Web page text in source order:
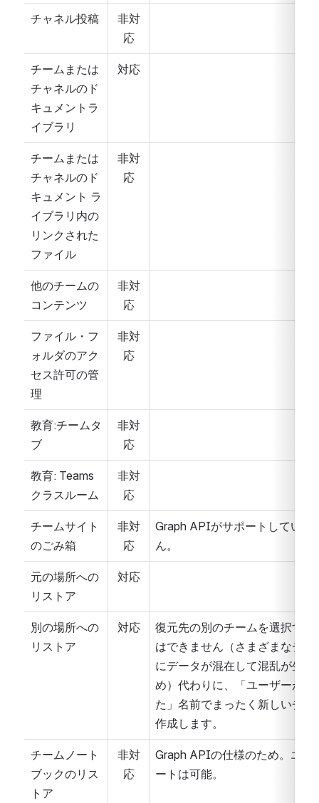
チャネル投稿
非対
応
チームまたは
チャネルのド
キュメントラ
イブラリ
対応
チームまたは
チャネルのド
キュメント ラ
イブラリ内の
リンクされた
ファイル
非対
応
他のチームの
コンテンツ
非対
応
ファイル・フ
ォルダのアク
セス許可の管
理
非対
応
教育:チームタ
ブ
非対
応
教育: Teams
クラスルーム
非対
応
チームサイト
のごみ箱
非対
応
Graph APIがサポートしていま
ん。
元の場所への
リストア
対応
別の場所への
リストア
対応
復元先の別のチームを選択する
はできません（さまざまなチャ
にデータが混在して混乱が生じ
め）代わりに、「ユーザーが選
た」名前でまったく新しいチー
作成します。
チームノート
ブックのリス
トア
非対
応
Graph APIの仕様のため。エク
ートは可能。